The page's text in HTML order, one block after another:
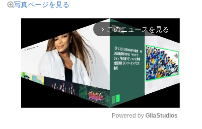
写真ページを見る
arrow_forward_ios このニュースを見る
Powered by GliaStudios